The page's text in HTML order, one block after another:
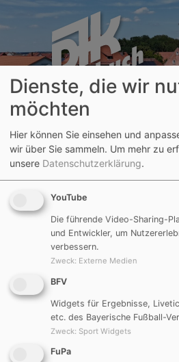
Aktuelle Seite:Verein Aktuelles
Bambini's
29.08.2018
Schnuppertraining Bambini's.pdf
Hier gehts zur Seite der
29.08.2018 (RR)
Dienste, die wir
möchten
Hier können Sie einsehen und
wir über Sie sammeln. Um mehr zu
unsere Datenschutzerklärung.
YouTube
Die führende Video-Sharing-
und Entwickler, um
verbessern.
Zweck: Externe Medien
BFV
Widgets für Ergebnisse,
etc. des Bayerische Fußball-
Zweck: Sport Widgets
FuPa